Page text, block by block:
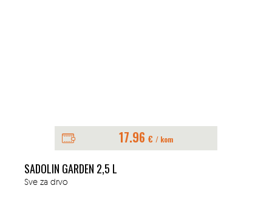
17.96 € / kom
SADOLIN GARDEN 2,5 L
Sve za drvo